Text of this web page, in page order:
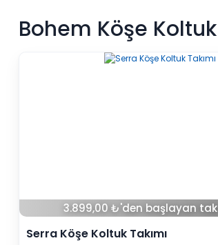
Bohem Köşe Koltuk
3.899,00 ₺'den başlayan
Serra Köşe Koltuk Takımı